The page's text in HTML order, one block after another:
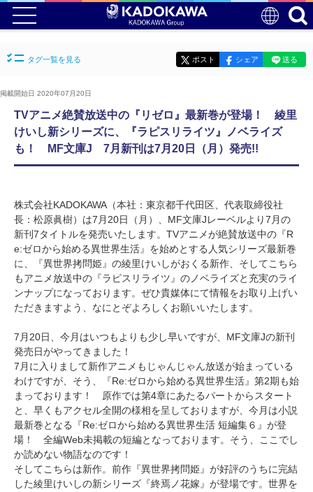
タグ一覧を見る ポスト シェア 送る
掲載開始日 2020年07月20日
TVアニメ絶賛放送中の『リゼロ』最新巻が登場！ 綾里
けいし新シリーズに、『ラピスリライツ』ノベライズ
も！ MF文庫J 7月新刊は7月20日（月）発売!!
株式会社KADOKAWA（本社：東京都千代田区、代表取締役社
長：松原眞樹）は7月20日（月）、MF文庫Jレーベルより7月の
新刊7タイトルを発売いたします。TVアニメが絶賛放送中の『R
e:ゼロから始める異世界生活』を始めとする人気シリーズ最新巻
に、『異世界拷問姫』の綾里けいしがおくる新作、そしてこちら
もアニメ放送中の『ラピスリライツ』のノベライズと充実のライ
ンナップになっております。ぜひ貴媒体にて情報をお取り上げい
ただきますよう、なにとぞよろしくお願いいたします。
7月20日、今月はいつもよりも少し早いですが、MF文庫Jの新刊
発売日がやってきました！
7月に入りまして新作アニメもじゃんじゃん放送が始まっている
わけですが、そう、『Re:ゼロから始める異世界生活』第2期も始
まっております！ 原作では第4章にあたるパートからスタート
と、早くもアクセル全開の様相を呈しておりますが、今月は小説
最新巻となる『Re:ゼロから始める異世界生活 短編集６』が登
場！ 全編Web未掲載の短編となっております。そう、ここでし
か読めない物語なのです！
そしてこちらは新作。前作『異世界拷問姫』が好評のうちに完結
した綾里けいしの新シリーズ『終焉ノ花嫁』が登場です。世界を